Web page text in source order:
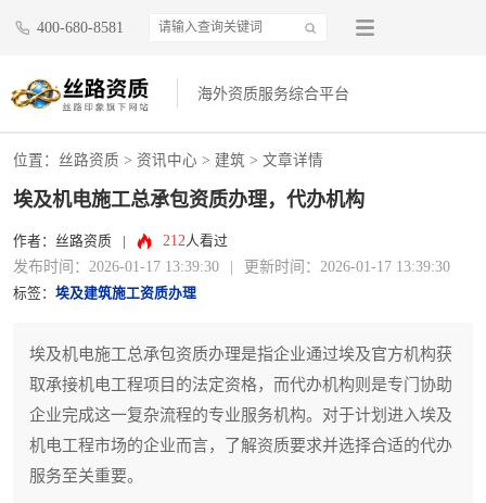
400-680-8581
海外资质服务综合平台
位置： 丝路资质 > 资讯中心 > 建筑 > 文章详情
埃及机电施工总承包资质办理，代办机构
作者：丝路资质 212人看过
发布时间：2026-01-17 13:39:30 更新时间：2026-01-17 13:39:30
标签： 埃及建筑施工资质办理
埃及机电施工总承包资质办理是指企业通过埃及官方机构获
取承接机电工程项目的法定资格，而代办机构则是专门协助
企业完成这一复杂流程的专业服务机构。对于计划进入埃及
机电工程市场的企业而言，了解资质要求并选择合适的代办
服务至关重要。